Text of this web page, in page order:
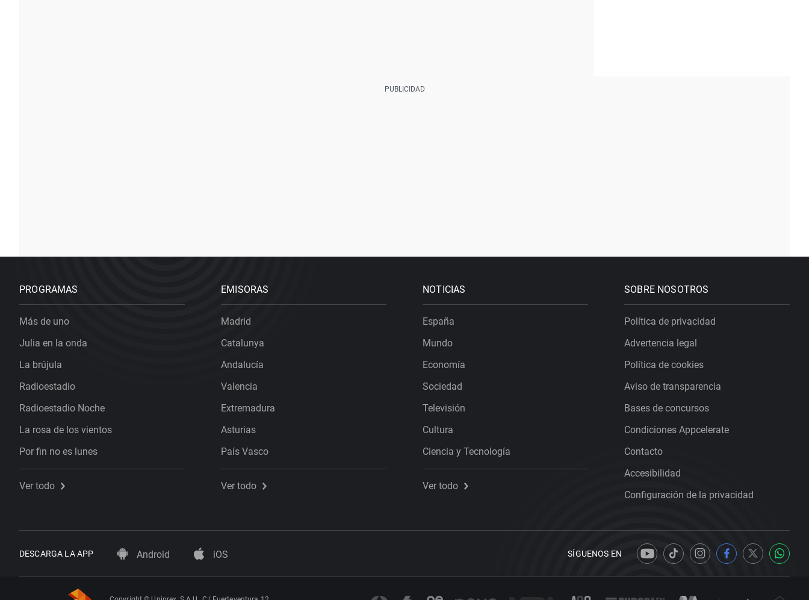
PROGRAMAS
Más de uno
Julia en la onda
La brújula
Radioestadio
Radioestadio Noche
La rosa de los vientos
Por fin no es lunes
Ver todo
EMISORAS
Madrid
Catalunya
Andalucía
Valencia
Extremadura
Asturias
País Vasco
Ver todo
NOTICIAS
España
Mundo
Economía
Sociedad
Televisión
Cultura
Ciencia y Tecnología
Ver todo
SOBRE NOSOTROS
Política de privacidad
Advertencia legal
Política de cookies
Aviso de transparencia
Bases de concursos
Condiciones Appcelerate
Contacto
Accesibilidad
Configuración de la privacidad
DESCARGA LA APP Android iOS SÍGUENOS EN